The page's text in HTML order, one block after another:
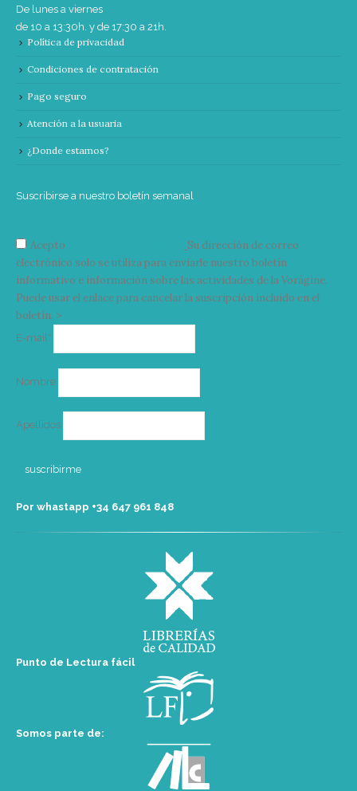
De lunes a viernes
de 10 a 13:30h. y de 17:30 a 21h.
Política de privacidad
Condiciones de contratación
Pago seguro
Atención a la usuaria
¿Donde estamos?
Suscribirse a nuestro boletín semanal
Acepto
Su dirección de correo
electrónico solo se utiliza para enviarle nuestro boletín
informativo e información sobre las actividades de la Vorágine.
Puede usar el enlace para cancelar la suscripción incluido en el
boletín. >
E-mail*
Nombre
Apellidos
Por whastapp +34 ‭647 961 848‬
Punto de Lectura fácil
Somos parte de: